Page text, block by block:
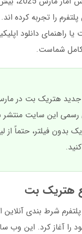
را تجربه کرده
راهنمای دانلود
شماست.
رسمی این سایت
بدون فیلتر، حتماً از
هتریک بت
شرط بندی
خود را آغاز کرد. این وب